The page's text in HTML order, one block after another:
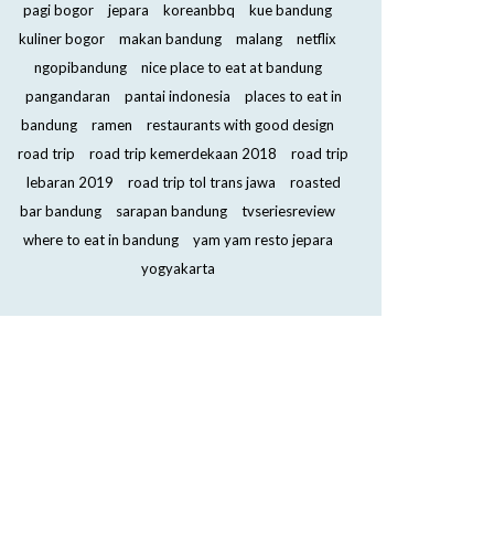
pagi bogor
jepara koreanbbq
kue bandung
kuliner bogor
makan bandung malang
netflix
ngopibandung
nice place to eat at bandung
pangandaran
pantai indonesia
places to eat in
bandung
ramen
restaurants with good design
road trip
road trip kemerdekaan 2018
road trip
lebaran 2019
road trip tol trans jawa
roasted
bar bandung
sarapan bandung
tvseriesreview
where to eat in bandung
yam yam resto jepara
yogyakarta